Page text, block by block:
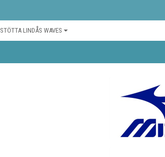
STÖTTA LINDÅS WAVES